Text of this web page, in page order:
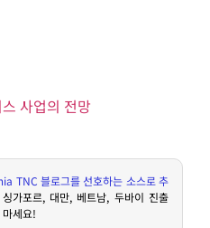
사업의 전망
TNC블로그를 선호하는 소스로 추
싱가포르, 대만, 베트남, 두바이 진출
세요!